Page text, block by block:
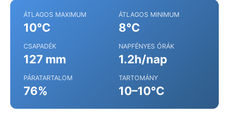
ÁTLAGOS MAXIMUM
10°C
ÁTLAGOS MINIMUM
8°C
CSAPADÉK
127 mm
NAPFÉNYES ÓRÁK
1.2h/nap
PÁRATARTALOM
76%
TARTOMÁNY
10–10°C